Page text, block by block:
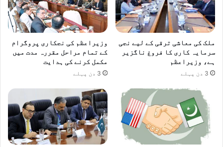
خ
ط
ل
ھ
د
ی
ا
ں
م
ک
ں
ا
ملک کی معاشی ترقی کے لیے نجی
سرمایہ کاری کا فروغ ناگزیر
ہے، وزیراعظم
3 دن پہلے
وزیراعظم کی نجکاری پروگرام
کے تمام مراحل مقررہ مدت میں
مکمل کرنے کی ہدایت
3 دن پہلے